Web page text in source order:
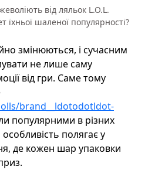
від ляльок L.O.L.
їхньої шаленої популярності?
змінюються, і сучасним
не лише саму
від гри. Саме тому
brand__ldotodotldot-
популярними в різних
полягає у
де кожен шар упаковки